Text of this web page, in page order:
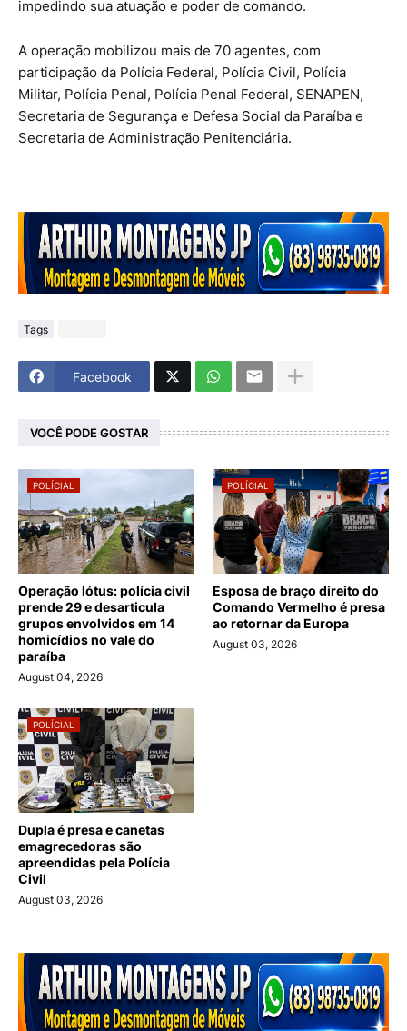
impedindo sua atuação e poder de comando.
A operação mobilizou mais de 70 agentes, com
participação da Polícia Federal, Polícia Civil, Polícia
Militar, Polícia Penal, Polícia Penal Federal, SENAPEN,
Secretaria de Segurança e Defesa Social da Paraíba e
Secretaria de Administração Penitenciária.
Tags
Facebook
VOCÊ PODE GOSTAR
POLÍCIAL
Operação lótus: polícia civil
prende 29 e desarticula
grupos envolvidos em 14
homicídios no vale do
paraíba
August 04, 2026
POLÍCIAL
Esposa de braço direito do
Comando Vermelho é presa
ao retornar da Europa
August 03, 2026
POLÍCIAL
Dupla é presa e canetas
emagrecedoras são
apreendidas pela Polícia
Civil
August 03, 2026